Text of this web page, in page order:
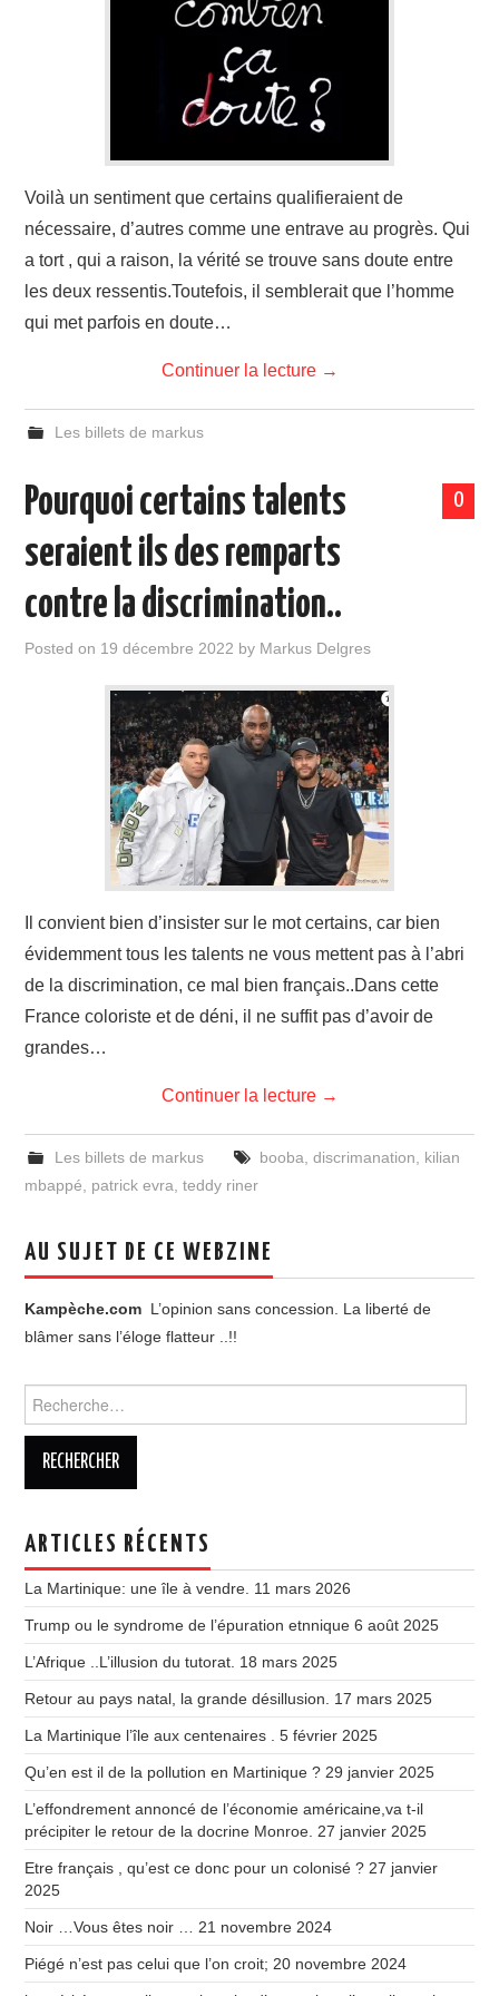
Voilà un sentiment que certains qualifieraient de
nécessaire, d’autres comme une entrave au progrès. Qui
a tort , qui a raison, la vérité se trouve sans doute entre
les deux ressentis.Toutefois, il semblerait que l’homme
qui met parfois en doute…
Continuer la lecture →
Les billets de markus
0
Pourquoi certains talents
seraient ils des remparts
contre la discrimination..
Posted on 19 décembre 2022 by Markus Delgres
Il convient bien d’insister sur le mot certains, car bien
évidemment tous les talents ne vous mettent pas à l’abri
de la discrimination, ce mal bien français..Dans cette
France coloriste et de déni, il ne suffit pas d’avoir de
grandes…
Continuer la lecture →
Les billets de markus booba discrimanation
kilian
mbappé
patrick evra ,teddy riner
AU SUJET DE CE WEBZINE
Kampèche.com L’opinion sans concession. La liberté de
blâmer sans l’éloge flatteur ..!!
ARTICLES RÉCENTS
La Martinique: une île à vendre. 11 mars 2026
Trump ou le syndrome de l’épuration etnnique 6 août 2025
L’Afrique ..L’illusion du tutorat. 18 mars 2025
Retour au pays natal, la grande désillusion. 17 mars 2025
La Martinique l’île aux centenaires . 5 février 2025
Qu’en est il de la pollution en Martinique ? 29 janvier 2025
L’effondrement annoncé de l’économie américaine,va t-il
précipiter le retour de la docrine Monroe. 27 janvier 2025
Etre français , qu’est ce donc pour un colonisé ? 27 janvier
2025
Noir …Vous êtes noir … 21 novembre 2024
Piégé n’est pas celui que l’on croit; 20 novembre 2024